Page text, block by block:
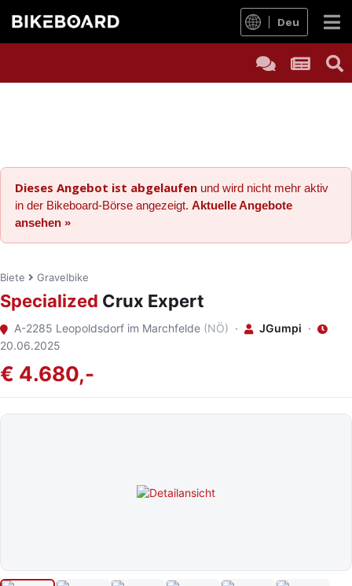
Deu
Dieses Angebot ist abgelaufen und wird nicht mehr aktiv
in der Bikeboard-Börse angezeigt. Aktuelle Angebote
ansehen »
Biete Gravelbike
Specialized Crux Expert
A-2285 Leopoldsdorf im Marchfelde (NÖ) · JGumpi ·
20.06.2025
€ 4.680,-